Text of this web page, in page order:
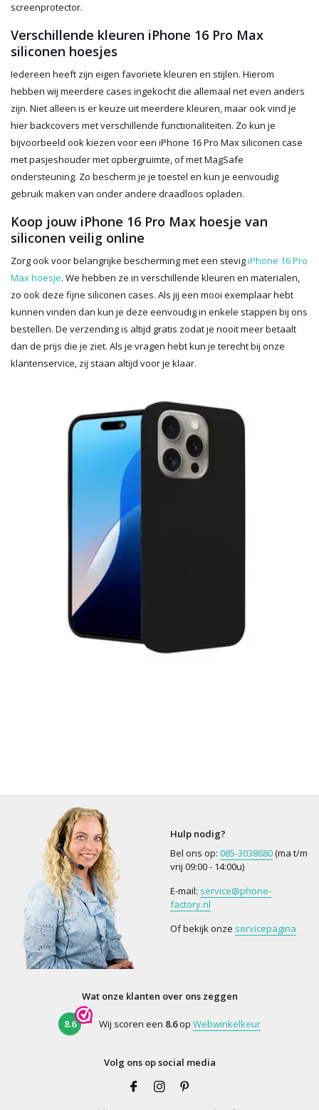
screenprotector.
Verschillende kleuren iPhone 16 Pro Max
siliconen hoesjes
Iedereen heeft zijn eigen favoriete kleuren en stijlen. Hierom
hebben wij meerdere cases ingekocht die allemaal net even anders
zijn. Niet alleen is er keuze uit meerdere kleuren, maar ook vind je
hier backcovers met verschillende functionaliteiten. Zo kun je
bijvoorbeeld ook kiezen voor een iPhone 16 Pro Max siliconen case
met pasjeshouder met opbergruimte, of met MagSafe
ondersteuning. Zo bescherm je je toestel en kun je eenvoudig
gebruik maken van onder andere draadloos opladen.
Koop jouw iPhone 16 Pro Max hoesje van
siliconen veilig online
Zorg ook voor belangrijke bescherming met een stevigiPhone 16 Pro
Max hoesje. We hebben ze in verschillende kleuren en materialen,
zo ook deze fijne siliconen cases. Als jij een mooi exemplaar hebt
kunnen vinden dan kun je deze eenvoudig in enkele stappen bij ons
bestellen. De verzending is altijd gratis zodat je nooit meer betaalt
dan de prijs die je ziet. Als je vragen hebt kun je terecht bij onze
klantenservice, zij staan altijd voor je klaar.
Hulp nodig?
Bel ons op: 085-3038680(ma t/m
vrij 09:00 - 14:00u)
E-mail: service@phone-
factory.nl
Of bekijk onze servicepagina
Wat onze klanten over ons zeggen
8.6 Wij scoren een 8.6op Webwinkelkeur
Volg ons op social media